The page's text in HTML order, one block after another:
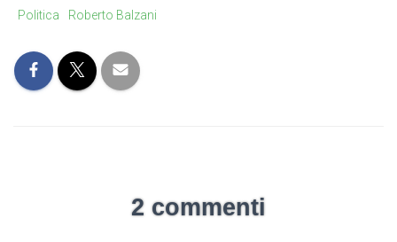
Politica Roberto Balzani
2 commenti